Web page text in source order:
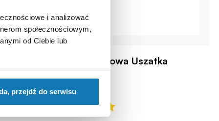
i analizować
społecznościowym,
od Ciebie lub
przejdź do serwisu
Czapka zimowa Uszatka